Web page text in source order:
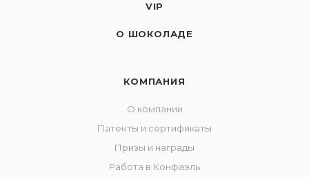
VIP
О ШОКОЛАДЕ
КОМПАНИЯ
О компании
Патенты и сертификаты
Призы и награды
Работа в Конфаэль